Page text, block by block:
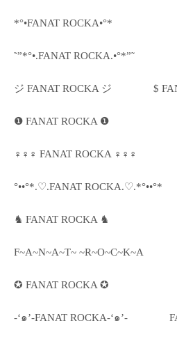
*°•FANAT ROCKA•°*
˜”*°•.FANAT ROCKA.•°*”˜
ジ FANAT ROCKA ジ $
❶ FANAT ROCKA ❶
♀♀♀ FANAT ROCKA ♀♀♀
°••°*.♡.FANAT ROCKA.♡.*°••°*
♞ FANAT ROCKA ♞
F~A~N~A~T~ ~R~O~C~K~A
✪ FANAT ROCKA ✪
-‘๑’-FANAT ROCKA-‘๑’-